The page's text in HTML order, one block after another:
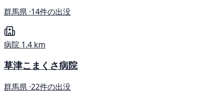
群馬県 ·14件の出没
病院 1.4 km
草津こまくさ病院
群馬県 ·22件の出没